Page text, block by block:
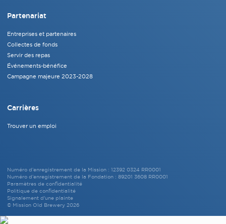
Partenariat
Entreprises et partenaires
Collectes de fonds
Servir des repas
Événements-bénéfice
Campagne majeure 2023-2028
Carrières
Trouver un emploi
Numéro d’enregistrement de la Mission : 12392 0324 RR0001
Numéro d’enregistrement de la Fondation : 89201 3608 RR0001
Paramètres de confidentialité
Politique de confidentialité
Signalement d'une plainte
© Mission Old Brewery 2026